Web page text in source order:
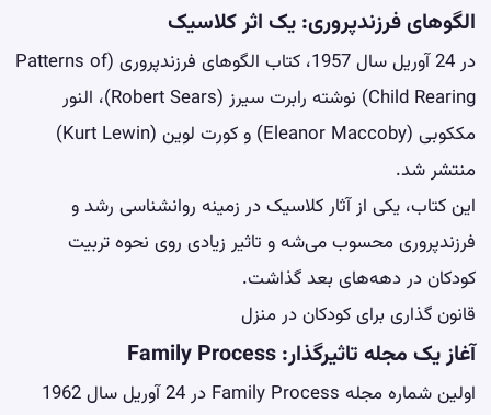
الگوهای فرزندپروری: یک اثر کلاسیک
در 24 آوریل سال 1957، کتاب الگوهای فرزندپروری (Patterns of
Child Rearing) نوشته رابرت سیرز (Robert Sears)، النور
مککوبی (Eleanor Maccoby) و کورت لوین (Kurt Lewin)
منتشر شد.
این کتاب، یکی از آثار کلاسیک در زمینه روانشناسی رشد و
فرزندپروری محسوب می‌شه و تاثیر زیادی روی نحوه تربیت
کودکان در دهه‌های بعد گذاشت.
قانون گذاری برای کودکان در منزل
آغاز یک مجله تاثیرگذار: Family Process
اولین شماره مجله Family Process در 24 آوریل سال 1962